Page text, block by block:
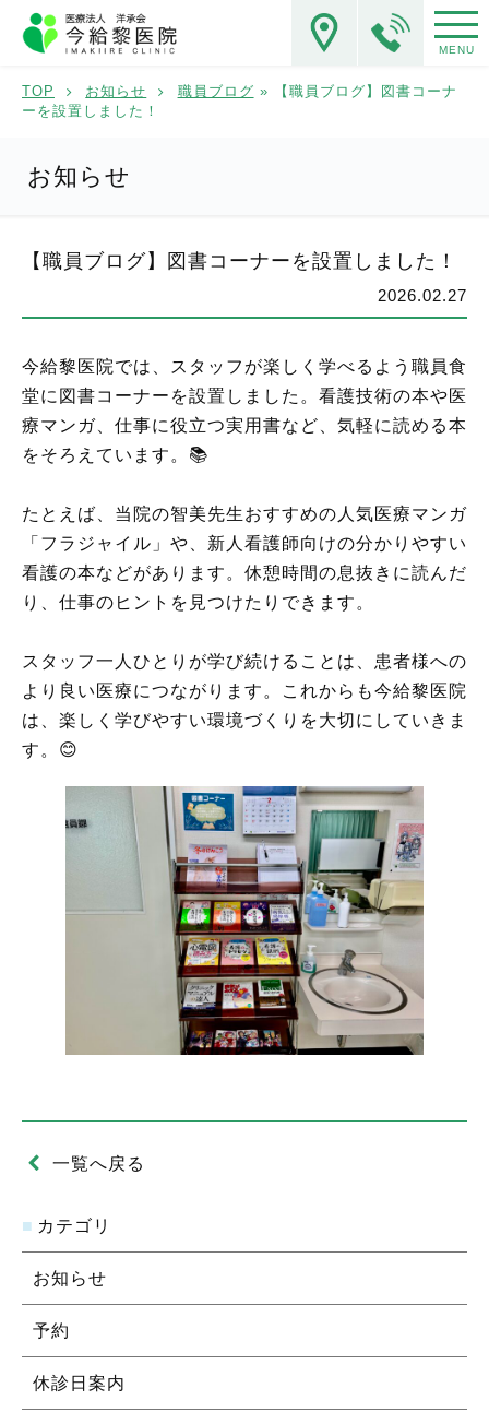
MENU
TOP お知らせ 職員ブログ » 【職員ブログ】図書コーナ
ーを設置しました！
お知らせ
【職員ブログ】図書コーナーを設置しました！
2026.02.27
今給黎医院では、スタッフが楽しく学べるよう職員食
堂に図書コーナーを設置しました。看護技術の本や医
療マンガ、仕事に役立つ実用書など、気軽に読める本
をそろえています。📚
たとえば、当院の智美先生おすすめの人気医療マンガ
「フラジャイル」や、新人看護師向けの分かりやすい
看護の本などがあります。休憩時間の息抜きに読んだ
り、仕事のヒントを見つけたりできます。
スタッフ一人ひとりが学び続けることは、患者様への
より良い医療につながります。これからも今給黎医院
は、楽しく学びやすい環境づくりを大切にしていきま
す。😊
一覧へ戻る
カテゴリ
お知らせ
予約
休診日案内